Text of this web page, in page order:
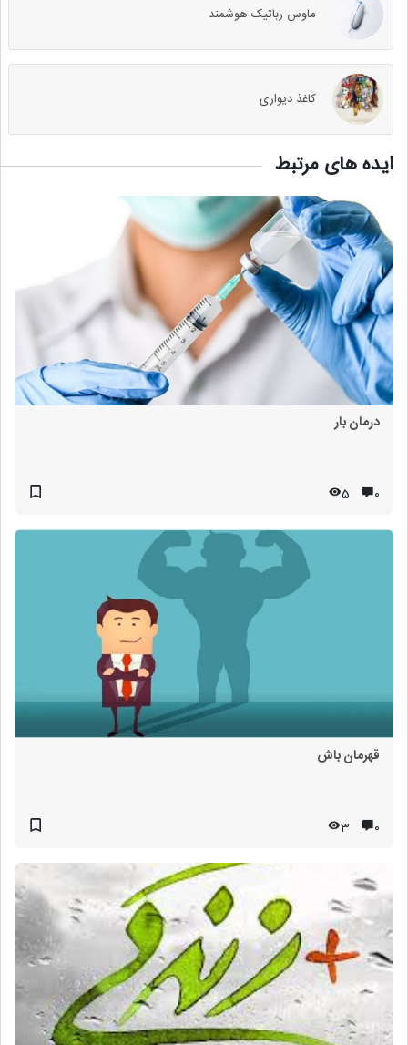
ماوس رباتیک هوشمند
کاغذ دیواری
ایده های مرتبط
درمان بار
۰ 5
قهرمان باش
۰ 3